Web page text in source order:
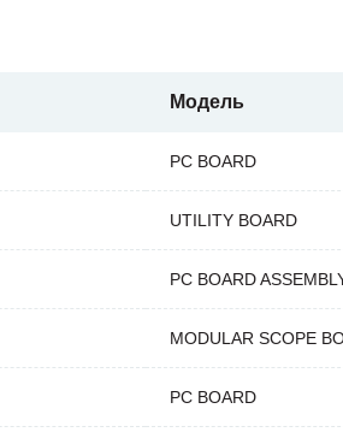
Модель
PC BOARD
UTILITY BOARD
PC BOARD
MODULAR SCOPE
PC BOARD